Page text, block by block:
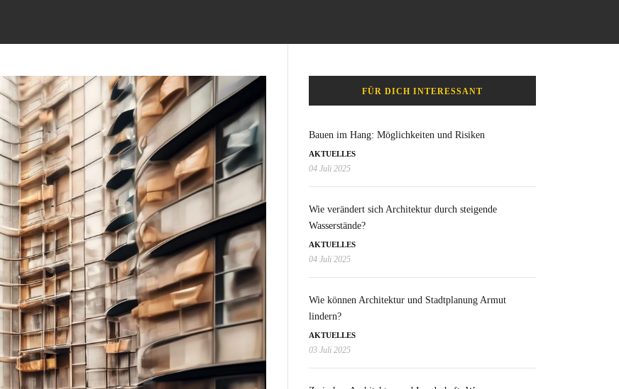
FÜR DICH INTERESSANT
Bauen im Hang: Möglichkeiten und Risiken
AKTUELLES
04 Juli 2025
Wie verändert sich Architektur durch steigende
Wasserstände?
AKTUELLES
04 Juli 2025
Wie können Architektur und Stadtplanung Armut
lindern?
AKTUELLES
03 Juli 2025